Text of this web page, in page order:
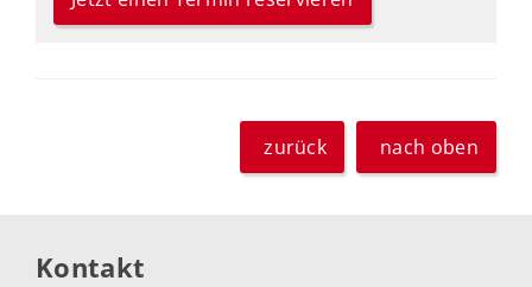
zurück nach oben
Kontakt